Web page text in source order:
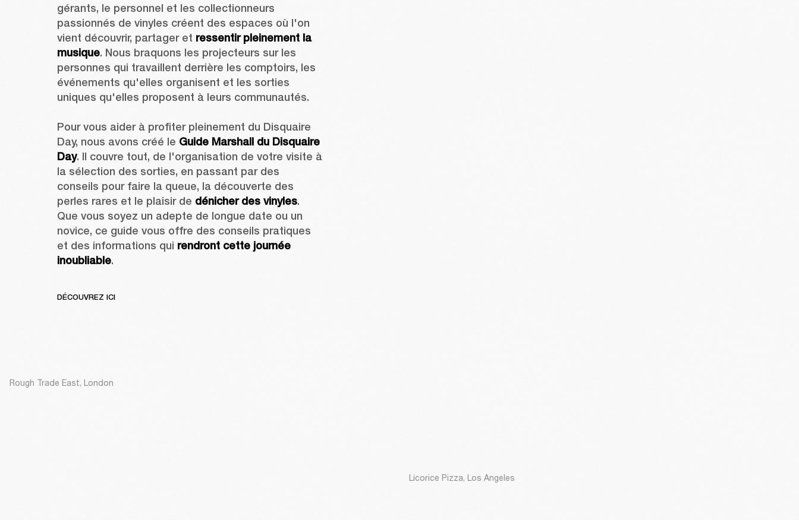
gérants, le personnel et les collectionneurs
passionnés de vinyles créent des espaces où l'on
vient découvrir, partager et ressentir pleinement la
musique. Nous braquons les projecteurs sur les
personnes qui travaillent derrière les comptoirs, les
événements qu'elles organisent et les sorties
uniques qu'elles proposent à leurs communautés.
Pour vous aider à profiter pleinement du Disquaire
Day, nous avons créé le Guide Marshall du Disquaire
Day. Il couvre tout, de l'organisation de votre visite à
la sélection des sorties, en passant par des
conseils pour faire la queue, la découverte des
perles rares et le plaisir de dénicher des vinyles.
Que vous soyez un adepte de longue date ou un
novice, ce guide vous offre des conseils pratiques
et des informations qui rendront cette journée
inoubliable.
DÉCOUVREZ ICI
Rough Trade East, London
Licorice Pizza, Los Angeles